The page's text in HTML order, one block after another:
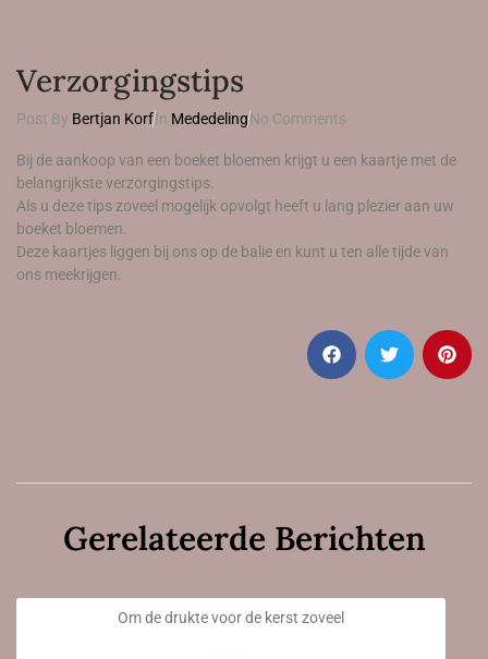
Verzorgingstips
Post By Bertjan KorfIn MededelingNo Comments
Bij de aankoop van een boeket bloemen krijgt u een kaartje met de
belangrijkste verzorgingstips.
Als u deze tips zoveel mogelijk opvolgt heeft u lang plezier aan uw
boeket bloemen.
Deze kaartjes liggen bij ons op de balie en kunt u ten alle tijde van
ons meekrijgen.
Gerelateerde Berichten
Om de drukte voor de kerst zoveel
6 December 2020